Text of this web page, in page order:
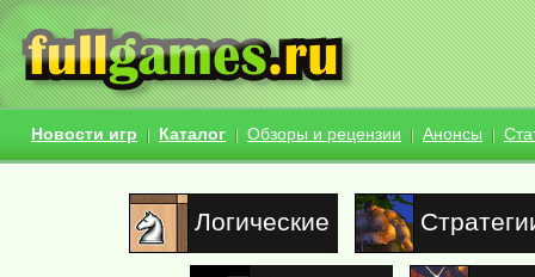
Новости игр Каталог Обзоры и рецензии Анонсы
Логические